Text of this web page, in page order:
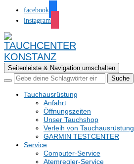
facebook
instagram
Seitenleiste & Navigation umschalten
Tauchausrüstung
Anfahrt
Öffnungszeiten
Unser Tauchshop
Verleih von Tauchausrüstung
GARMIN TESTCENTER
Service
Computer-Service
Atemregler-Service